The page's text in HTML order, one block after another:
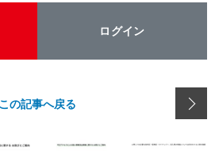
ログイン
この記事へ戻る